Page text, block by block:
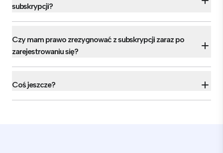
subskrypcji?
Czy mam prawo zrezygnować z subskrypcji zaraz po
zarejestrowaniu się?
Coś jeszcze?